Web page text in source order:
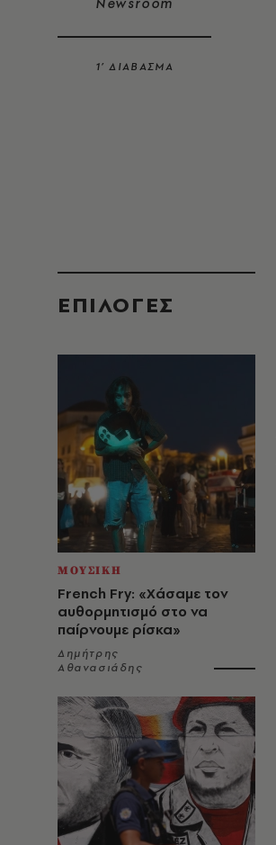
Newsroom
1’ ΔΙΑΒΑΣΜΑ
EΠΙΛΟΓΈΣ
ΜΟΥΣΙΚΗ
French Fry: «Χάσαμε τον
αυθορμητισμό στο να
παίρνουμε ρίσκα»
Δημήτρης
Αθανασιάδης